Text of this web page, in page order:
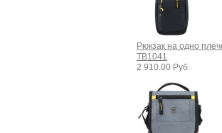
Рюкзак на одно
TB1041
2 910.00 Руб.